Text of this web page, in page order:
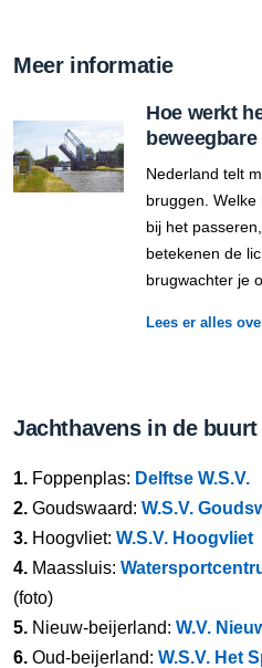
Meer informatie
Hoe werkt
Nederland telt
bruggen.
bij het
betekenen de
brugwachter je
Lees er alles
Jachthavens in de buurt
1. Foppenplas: Delftse W.S.V.
2. Goudswaard: W.S.V.
3. Hoogvliet: W.S.V. Hoogvliet
4. Maassluis:
(foto)
5. Nieuw-beijerland: W.V.
6. Oud-beijerland: W.S.V. Het